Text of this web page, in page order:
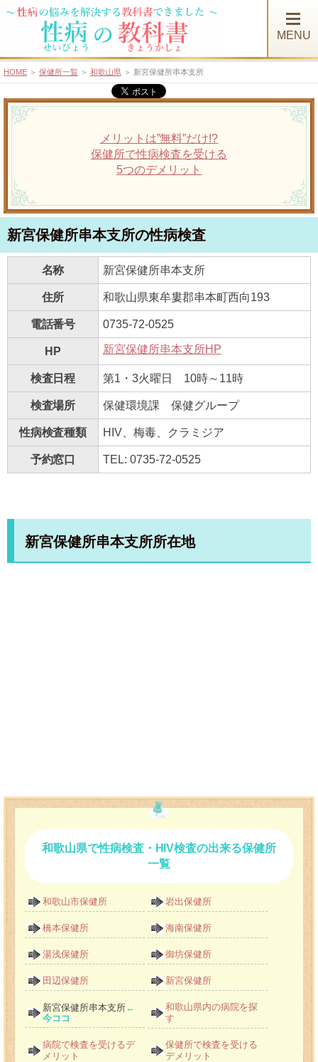
MENU
HOME＞ 保健所一覧＞ 和歌山県＞ 新宮保健所串本支所
メリットは”無料”だけ!?
保健所で性病検査を受ける
5つのデメリット
新宮保健所串本支所の性病検査
名称 新宮保健所串本支所
住所 和歌山県東牟婁郡串本町西向193
電話番号 0735-72-0525
HP 新宮保健所串本支所HP
検査日程 第1・3火曜日 10時～11時
検査場所 保健環境課 保健グループ
性病検査種類 HIV、梅毒、クラミジア
予約窓口 TEL: 0735-72-0525
新宮保健所串本支所所在地
和歌山県で性病検査・HIV検査の出来る保健所
一覧
和歌山市保健所 岩出保健所
橋本保健所 海南保健所
湯浅保健所 御坊保健所
田辺保健所 新宮保健所
新宮保健所串本支所←
今ココ
和歌山県内の病院を探
す
病院で検査を受けるデ
メリット
保健所で検査を受ける
デメリット